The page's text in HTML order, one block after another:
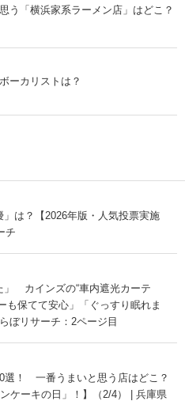
う「横浜家系ラーメン店」はどこ？
ーカリストは？
は？【2026年版・人気投票実施
チ
」 カインズの“車内遮光カーテ
保てて安心」「ぐっすり眠れま
ぼリサーチ：2ページ目
選！ 一番うまいと思う店はどこ？
ケーキの日」！】（2/4） | 兵庫県